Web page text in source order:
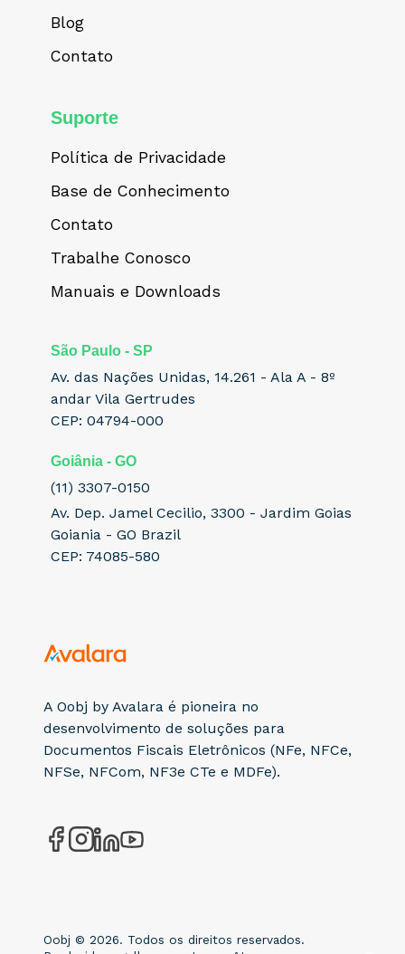
A Oobj by Avalara é pioneira no
desenvolvimento de soluções para
Documentos Fiscais Eletrônicos (NFe, NFCe,
NFSe, NFCom, NF3e CTe e MDFe).
Blog
Contato
Suporte
Política de Privacidade
Base de Conhecimento
Contato
Trabalhe Conosco
Manuais e Downloads
São Paulo - SP
Av. das Nações Unidas, 14.261 - Ala A - 8º
andar Vila Gertrudes
CEP: 04794-000
Goiânia - GO
(11) 3307-0150
Av. Dep. Jamel Cecilio, 3300 - Jardim Goias
Goiania - GO Brazil
CEP: 74085-580
Oobj © 2026. Todos os direitos reservados.